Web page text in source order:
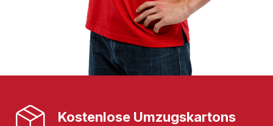
Kostenlose Umzugskartons